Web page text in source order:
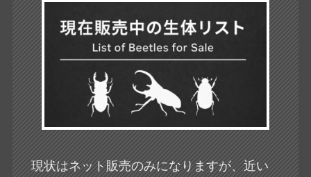
現状はネット販売のみになりますが、近い